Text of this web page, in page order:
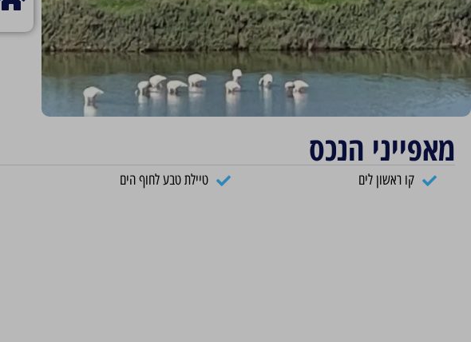
מאפייני הנכס
קו ראשון לים טיילת טבע לחוף הים